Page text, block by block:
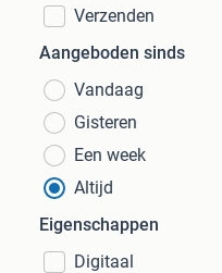
Verzenden
Aangeboden sinds
Vandaag
Gisteren
Een week
Altijd
Eigenschappen
Digitaal